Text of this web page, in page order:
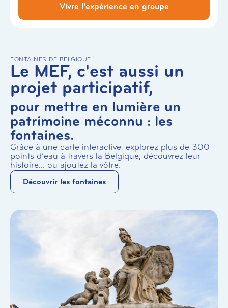
Vivre l’expérience en groupe
FONTAINES DE BELGIQUE
Le MEF, c'est aussi un
projet participatif,
pour mettre en lumière un
patrimoine méconnu : les
fontaines.
Grâce à une carte interactive, explorez plus de 300
points d’eau à travers la Belgique, découvrez leur
histoire… ou ajoutez la vôtre.
Découvrir les fontaines